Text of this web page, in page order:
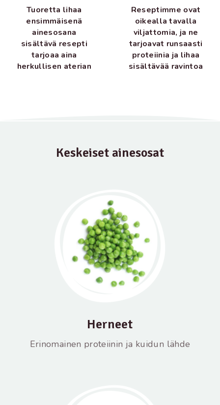
Tuoretta lihaa
ensimmäisenä
ainesosana
sisältävä resepti
tarjoaa aina
herkullisen aterian
Reseptimme ovat
oikealla tavalla
viljattomia, ja ne
tarjoavat runsaasti
proteiinia ja lihaa
sisältävää ravintoa
Keskeiset ainesosat
Herneet
Erinomainen proteiinin ja kuidun lähde